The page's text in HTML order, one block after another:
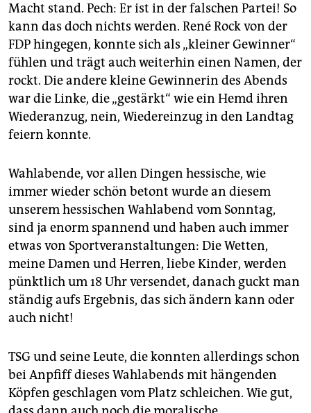
Macht stand. Pech: Er ist in der falschen Partei! So
kann das doch nichts werden. René Rock von der
FDP hingegen, konnte sich als „kleiner Gewinner“
fühlen und trägt auch weiterhin einen Namen, der
rockt. Die andere kleine Gewinnerin des Abends
war die Linke, die „gestärkt“ wie ein Hemd ihren
Wiederanzug, nein, Wiedereinzug in den Landtag
feiern konnte.
Wahlabende, vor allen Dingen hessische, wie
immer wieder schön betont wurde an diesem
unserem hessischen Wahlabend vom Sonntag,
sind ja enorm spannend und haben auch immer
etwas von Sportveranstaltungen: Die Wetten,
meine Damen und Herren, liebe Kinder, werden
pünktlich um 18 Uhr versendet, danach guckt man
ständig aufs Ergebnis, das sich ändern kann oder
auch nicht!
TSG und seine Leute, die konnten allerdings schon
bei Anpfiff dieses Wahlabends mit hängenden
Köpfen geschlagen vom Platz schleichen. Wie gut,